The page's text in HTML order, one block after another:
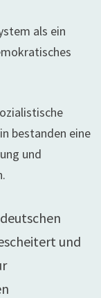
als ein
bestanden eine
und
und